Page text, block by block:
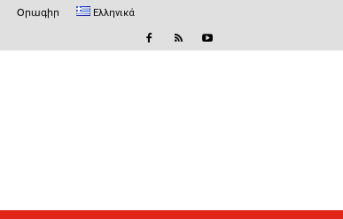
Օրագիր Ελληνικά